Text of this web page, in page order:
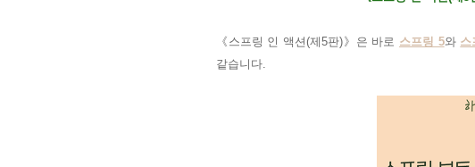
《 스프링 인 액션(제5판)》은 바로 스프링 5와 스
같습니다.